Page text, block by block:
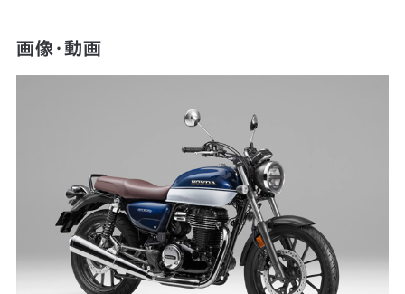
画像・動画